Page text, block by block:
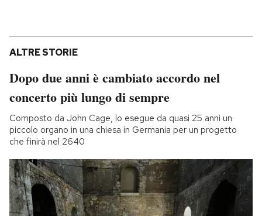
ALTRE STORIE
Dopo due anni è cambiato accordo nel
concerto più lungo di sempre
Composto da John Cage, lo esegue da quasi 25 anni un
piccolo organo in una chiesa in Germania per un progetto
che finirà nel 2640